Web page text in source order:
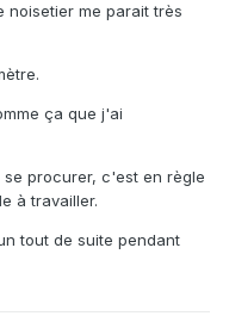
noisetier me parait très
ça que j'ai
procurer, c'est en règle
à travailler.
tout de suite pendant